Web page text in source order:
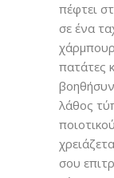
πέφτει
σε ένα
πατάτες
λάθος
σου